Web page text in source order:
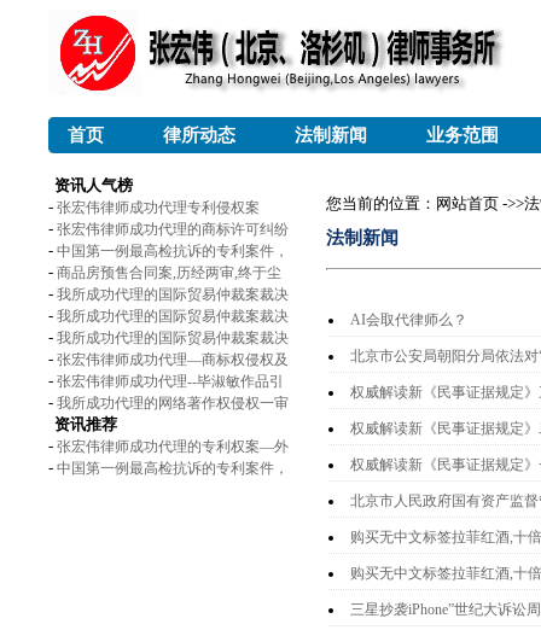
首页 律所动态 法制新闻 业务范围
资讯人气榜
- 张宏伟律师成功代理专利侵权案
- 张宏伟律师成功代理的商标许可纠纷
- 中国第一例最高检抗诉的专利案件，
- 商品房预售合同案,历经两审,终于尘
- 我所成功代理的国际贸易仲裁案裁决
- 我所成功代理的国际贸易仲裁案裁决
- 我所成功代理的国际贸易仲裁案裁决
- 张宏伟律师成功代理—商标权侵权及
- 张宏伟律师成功代理--毕淑敏作品引
- 我所成功代理的网络著作权侵权一审
资讯推荐
- 张宏伟律师成功代理的专利权案—外
- 中国第一例最高检抗诉的专利案件，
您当前的位置：网站首页 ->>
法制新闻
AI会取代律师么？
北京市公安局朝阳分局依法
权威解读新《民事证据规定》
权威解读新《民事证据规定》
权威解读新《民事证据规定》
北京市人民政府国有资产监
购买无中文标签拉菲红酒,十
购买无中文标签拉菲红酒,十
三星抄袭iPhone”世纪大诉讼